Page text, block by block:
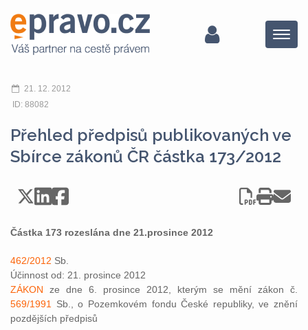
Menu
21. 12. 2012
ID: 88082
Přehled předpisů publikovaných ve
Sbírce zákonů ČR částka 173/2012
Částka 173 rozeslána dne 21.prosince 2012
462/2012 Sb.
Účinnost od: 21. prosince 2012
ZÁKON ze dne 6. prosince 2012, kterým se mění zákon č.
569/1991
Sb., o Pozemkovém fondu České republiky, ve znění
pozdějších předpisů